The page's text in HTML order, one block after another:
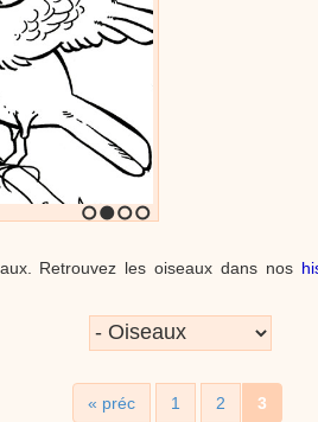
Comment écrire mon prénom en graffiti. Un
enfants. Animation d'une activité manuelle
en papier - Tutoriel destiné aux
faire une carte pop-up pour la fête
Animation vidéo d'une activité manuelle
de pluie - Tutoriel destiné aux enfants
Le bâton de pluie est un instrument de
Retrouvez les oiseaux dans nos
« préc 1 2 3